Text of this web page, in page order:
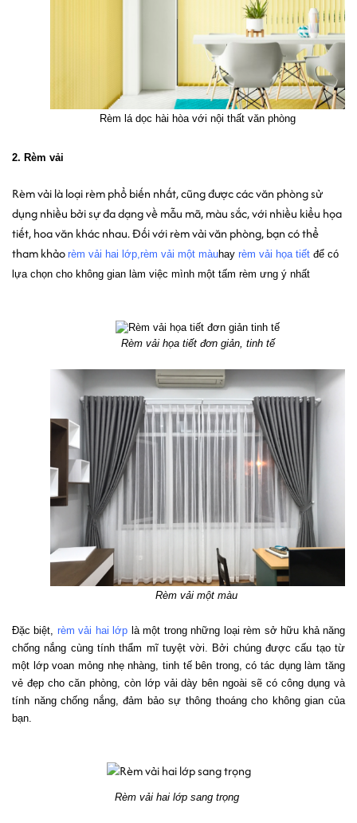
Rèm lá dọc hài hòa với nội thất văn phòng
2. Rèm vải
Rèm vải là loại rèm phổ biến nhất, cũng được các văn phòng sử
dụng nhiều bởi sự đa dạng về mẫu mã, màu sắc, với nhiều kiểu họa
tiết, hoa văn khác nhau. Đối với rèm vải văn phòng, bạn có thể
tham khảo rèm vải hai lớp rèm vải một màuhay rèm vải họa tiết để có
lựa chọn cho không gian làm việc mình một tấm rèm ưng ý nhất
Rèm vải họa tiết đơn giản, tinh tế
Rèm vải một màu
Đặc biệt, rèm vải hai lớp là một trong những loại rèm sở hữu khả năng
chống nắng cùng tính thẩm mĩ tuyệt vời. Bởi chúng được cấu tạo từ
một lớp voan mỏng nhẹ nhàng, tinh tế bên trong, có tác dụng làm tăng
vẻ đẹp cho căn phòng, còn lớp vải dày bên ngoài sẽ có công dụng và
tính năng chống nắng, đảm bảo sự thông thoáng cho không gian của
bạn.
Rèm vải hai lớp sang trọng